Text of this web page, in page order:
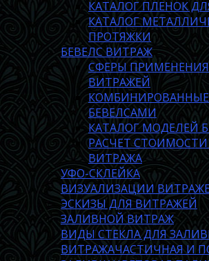
КАТАЛОГ ПЛЕНОК
КАТАЛОГ
ПРОТЯЖКИ
БЕВЕЛС ВИТРАЖ
СФЕРЫ ПРИМЕНЕНИЯ
ВИТРАЖЕЙ
БЕВЕЛСАМИ
КАТАЛОГ МОДЕЛЕЙ
РАСЧЕТ СТОИМОСТИ
ВИТРАЖА
УФО-СКЛЕЙКА
ВИЗУАЛИЗАЦИИ
ЭСКИЗЫ ДЛЯ ВИТРАЖЕЙ
ЗАЛИВНОЙ ВИТРАЖ
ВИДЫ СТЕКЛА ДЛЯ
ВИТРАЖАЧАСТИЧНАЯ И